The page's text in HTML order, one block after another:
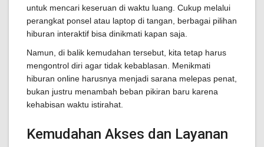
untuk mencari keseruan di waktu luang. Cukup melalui
perangkat ponsel atau laptop di tangan, berbagai pilihan
hiburan interaktif bisa dinikmati kapan saja.
Namun, di balik kemudahan tersebut, kita tetap harus
mengontrol diri agar tidak kebablasan. Menikmati
hiburan online harusnya menjadi sarana melepas penat,
bukan justru menambah beban pikiran baru karena
kehabisan waktu istirahat.
Kemudahan Akses dan Layanan